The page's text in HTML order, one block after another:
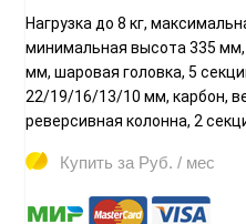
Нагрузка до 8 кг,
минимальная высота 335
мм, шаровая головка, 5
22/19/16/13/10 мм, карбон,
реверсивная колонна, 2
Купить за Руб. / мес